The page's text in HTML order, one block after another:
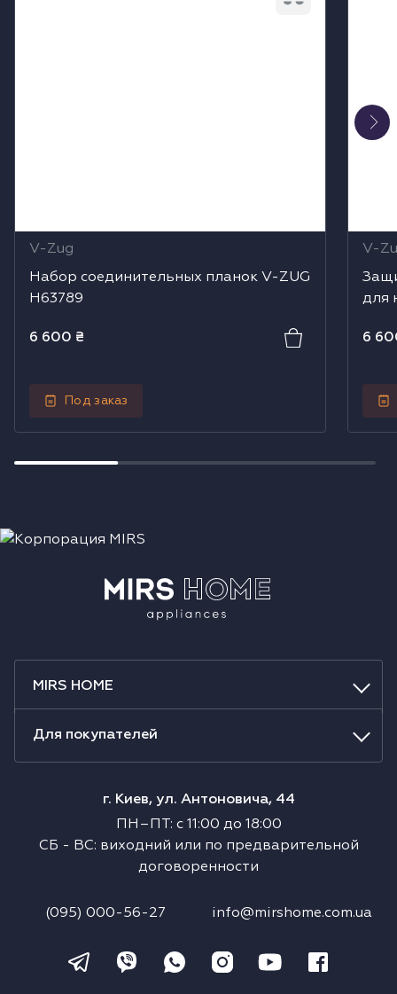
V-Zug
Набор соединительных планок V-ZUG
H63789
6 600 ₴
Под заказ
V-
для
6
MIRS HOME
Для покупателей
г. Киев, ул. Антоновича, 44
ПН–ПТ : с11:00 до 18:00
СБ - ВС: виходний или по предварительной
договоренности
info@mirshome.com.ua
(095) 000-56-27